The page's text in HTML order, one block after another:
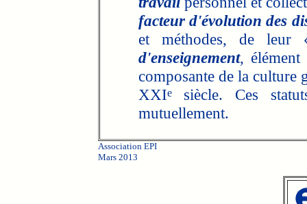
facteur d'évolution des
et méthodes, de
d'enseignement, élément
composante de la culture
XXIesiècle. Ces
mutuellement.
Association EPI
Mars 2013